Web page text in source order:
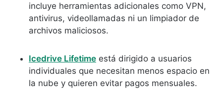
incluye herramientas adicionales como VPN,
antivirus, videollamadas ni un limpiador de
archivos maliciosos.
Icedrive Lifetime está dirigido a usuarios
individuales que necesitan menos espacio en
la nube y quieren evitar pagos mensuales.